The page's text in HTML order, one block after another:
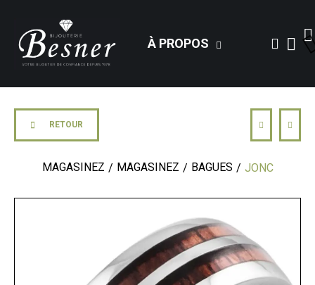
À PROPOS
RETOUR
MAGASINEZ MAGASINEZ BAGUES JONC